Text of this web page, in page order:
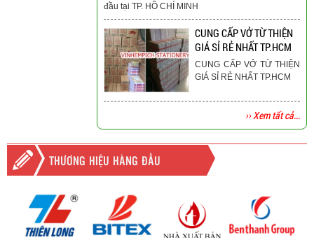
đầu tại TP. HỒ CHÍ MINH
CUNG CẤP VỞ TỪ THIỆN
GIÁ SỈ RẺ NHẤT TP.HCM
CUNG CẤP VỞ TỪ THIỆN
GIÁ SỈ RẺ NHẤT TP.HCM
›› Xem tất cả...
THƯƠNG HIỆU HÀNG ĐẦU